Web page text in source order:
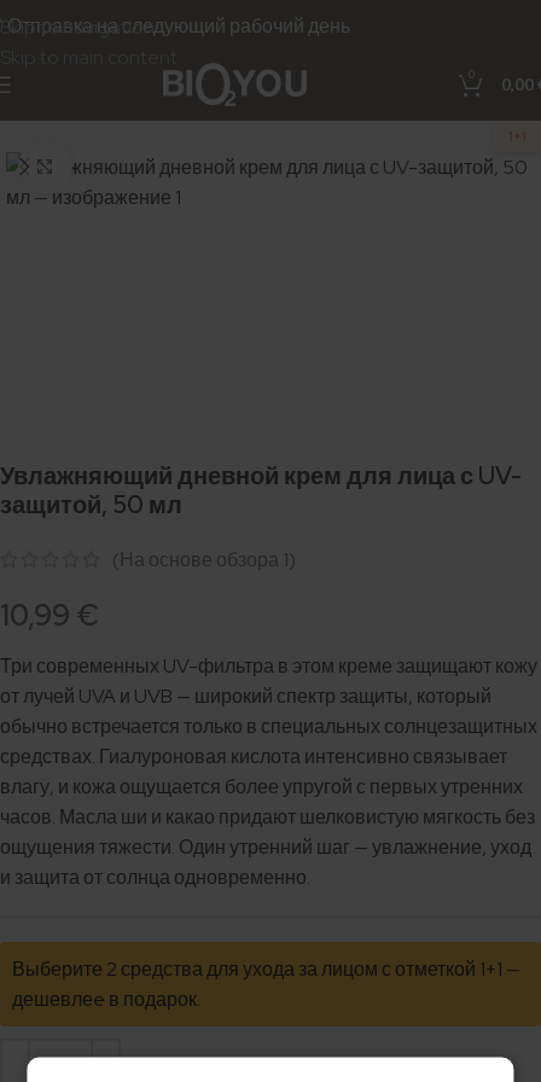
Skip to navigationна следующий рабочий день.
0 0,00
Нажмите для увеличения
Увлажняющий дневной крем для лица с UV-
защитой, 50 мл
(На основе обзора 1)
10,99 €
Три современных UV-фильтра в этом креме защищают кожу
от лучей UVA и UVB — широкий спектр защиты, который
обычно встречается только в специальных солнцезащитных
средствах. Гиалуроновая кислота интенсивно связывает
влагу, и кожа ощущается более упругой с первых утренних
часов. Масла ши и какао придают шелковистую мягкость без
ощущения тяжести. Один утренний шаг — увлажнение, уход
и защита от солнца одновременно.
Выберите 2 средства для ухода за лицом с отметкой 1+1 —
дешевлеe в подарок.